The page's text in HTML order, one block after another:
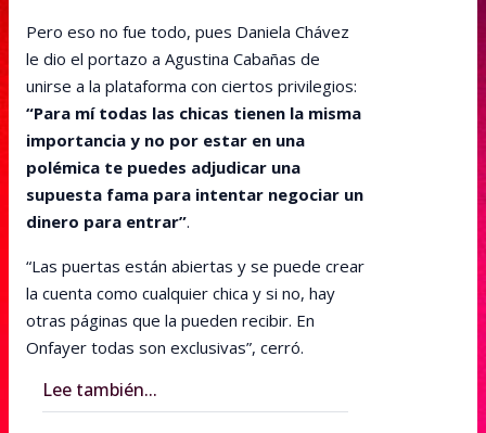
Pero eso no fue todo, pues Daniela Chávez
le dio el portazo a Agustina Cabañas de
unirse a la plataforma con ciertos privilegios:
“Para mí todas las chicas tienen la misma
importancia y no por estar en una
polémica te puedes adjudicar una
supuesta fama para intentar negociar un
dinero para entrar”.
“Las puertas están abiertas y se puede crear
la cuenta como cualquier chica y si no, hay
otras páginas que la pueden recibir. En
Onfayer todas son exclusivas”, cerró.
Lee también...